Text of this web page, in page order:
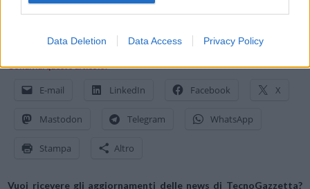
Data Deletion Data Access Privacy Policy
Condividi questo articolo:
E-mail LinkedIn Facebook X
Mastodon Telegram WhatsApp
Stampa Altro
Vuoi ricevere gli aggiornamenti delle news di TecnoGazzetta?